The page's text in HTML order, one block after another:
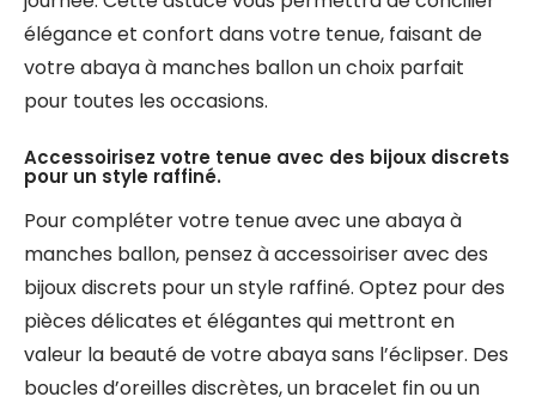
élégance et confort dans votre tenue, faisant de
votre abaya à manches ballon un choix parfait
pour toutes les occasions.
Accessoirisez votre tenue avec des bijoux discrets
pour un style raffiné.
Pour compléter votre tenue avec une abaya à
manches ballon, pensez à accessoiriser avec des
bijoux discrets pour un style raffiné. Optez pour des
pièces délicates et élégantes qui mettront en
valeur la beauté de votre abaya sans l’éclipser. Des
boucles d’oreilles discrètes, un bracelet fin ou un